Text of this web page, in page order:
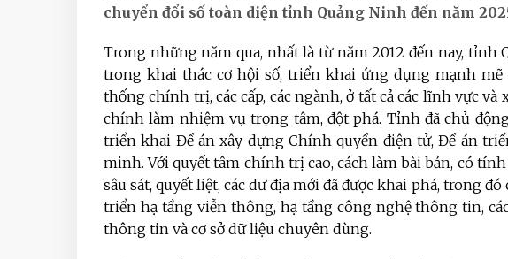
chuyển đổi số toàn diện tỉnh Quảng Ninh đến năm
Trong những năm qua, nhất là từ năm 2012 đến nay, tỉnh
trong khai thác cơ hội số, triển khai ứng dụng mạnh
thống chính trị, các cấp, các ngành, ở tất cả các lĩnh vực
chính làm nhiệm vụ trọng tâm, đột phá. Tỉnh đã chủ
triển khai Đề án xây dựng Chính quyền điện tử, Đề án
minh. Với quyết tâm chính trị cao, cách làm bài bản, có
sâu sát, quyết liệt, các dư địa mới đã được khai phá, trong
triển hạ tầng viễn thông, hạ tầng công nghệ thông tin,
thông tin và cơ sở dữ liệu chuyên dùng.